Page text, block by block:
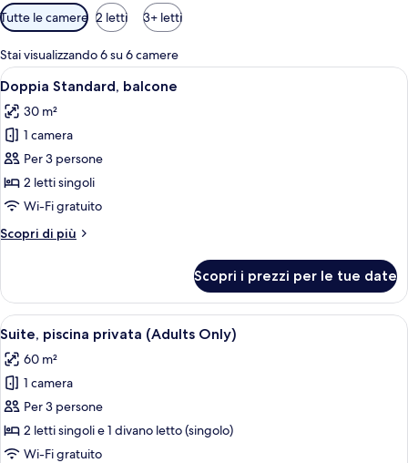
Filtri
disponibili
per
le
camere
Tutte le camere 2 letti 3+ letti
Stai visualizzando 6 su 6 camere
Apri
tutte
le
foto
per
Doppia
Standard,
Camera d'albergo con due letti, una
7
Doppia Standard, balcone
30 m²
1 camera
Per 3 persone
2 letti singoli
Wi-Fi gratuito
Scopri di più
Altri
Standard,
balcone
Scopri i prezzi per le tue date
Apri
tutte
le
foto
per
Suite,
piscina
Camera d'albergo moderna con un
8
Suite, piscina privata (Adults Only)
60 m²
1 camera
Per 3 persone
2 letti singoli e 1 divano letto (singolo)
Wi-Fi gratuito